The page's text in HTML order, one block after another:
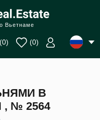
Вьетнаме
(0) (0)
В
№ 2564